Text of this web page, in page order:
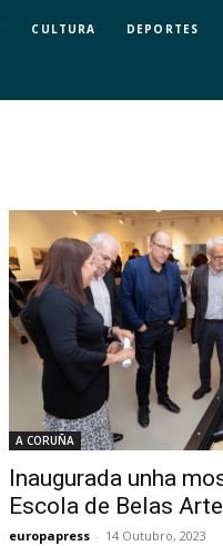
CULTURA DEPORTES
A CORUÑA
Inaugurada unha
Escola de Belas
europapress - 14 Outubro, 2023